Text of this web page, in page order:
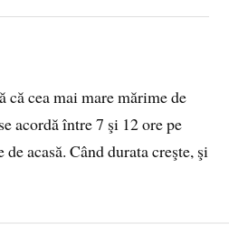
că cea mai mare mărime de
acordă între 7 şi 12 ore pe
acasă. Când durata creşte, şi